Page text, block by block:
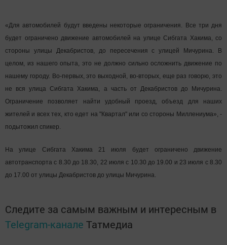
«Для автомобилей будут введены некоторые ограничения. Все три дня
будет ограничено движение автомобилей на улице Сибгата Хакима, со
стороны улицы Декабристов, до пересечения с улицей Мичурина. В
целом, из нашего опыта, это не должно сильно осложнить движение по
нашему городу. Во-первых, это выходной, во-вторых, еще раз говорю, это
не вся улица Сибгата Хакима, а часть от Декабристов до Мичурина.
Ограничение позволяет найти удобный проезд, объезд для наших
жителей и всех тех, кто едет на "Квартал" или со стороны Миллениума», -
подытожил спикер.
На улице Сибгата Хакима 21 июля будет ограничено движение
автотранспорта с 8.30 до 18.30, 22 июля с 10.30 до 19.00 и 23 июля с 8.30
до 17.00 от улицы Декабристов до улицы Мичурина.
Следите за самым важным и интересным в
Telegram-канале Татмедиа